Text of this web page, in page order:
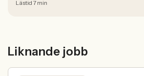
karriärsidan. Den börjar i hur rekryteringen
konkurrensen om rätt kompetens
Lästid 7 min
Liknande jobb